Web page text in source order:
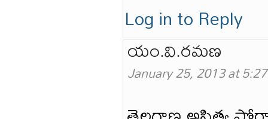
Log in to Reply
యం.వి.రమణ
January 25, 2013 at